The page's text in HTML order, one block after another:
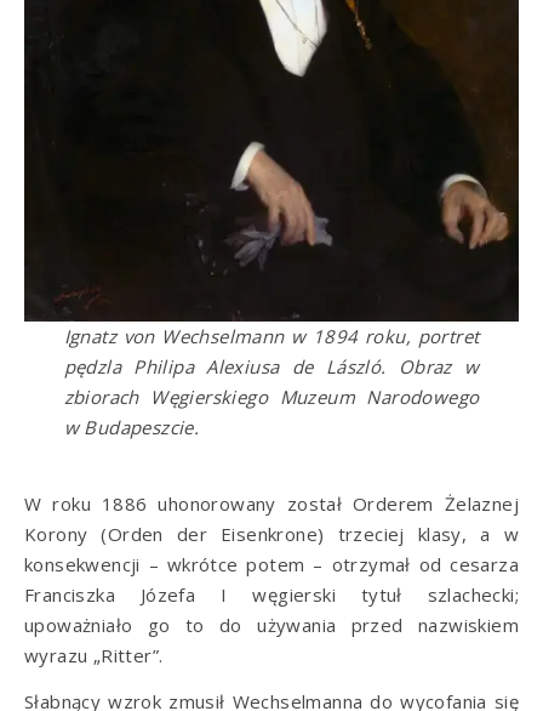
Ignatz von Wechselmann w 1894 roku, portret
pędzla Philipa Alexiusa de László. Obraz w
zbiorach Węgierskiego Muzeum Narodowego
w Budapeszcie.
W roku 1886 uhonorowany został Orderem Żelaznej
Korony (Orden der Eisenkrone) trzeciej klasy, a w
konsekwencji – wkrótce potem – otrzymał od cesarza
Franciszka Józefa I węgierski tytuł szlachecki;
upoważniało go to do używania przed nazwiskiem
wyrazu „Ritter”.
Słabnący wzrok zmusił Wechselmanna do wycofania się